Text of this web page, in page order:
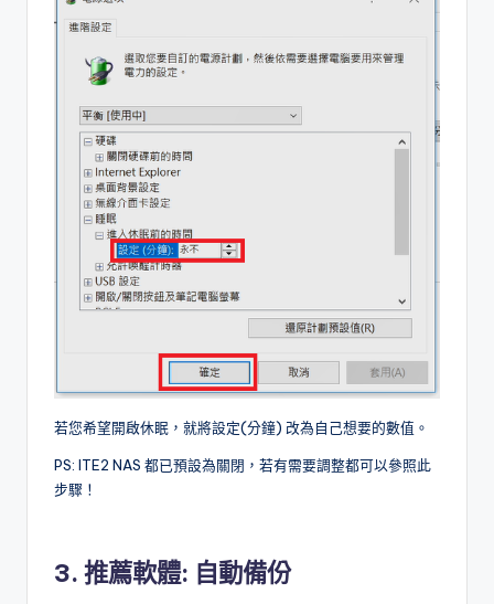
若您希望開啟休眠，就將設定(分鐘) 改為自己想要的數值。
PS: ITE2 NAS 都已預設為關閉，若有需要調整都可以參照此
步驟！
3. 推薦軟體: 自動備份